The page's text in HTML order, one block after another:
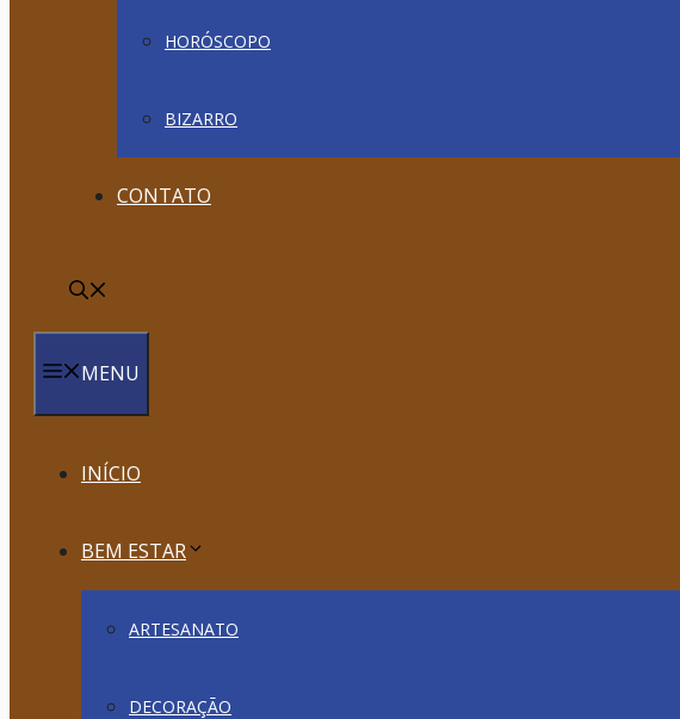
HORÓSCOPO
BIZARRO
CONTATO
MENU
INÍCIO
BEM ESTAR
ARTESANATO
DECORAÇÃO